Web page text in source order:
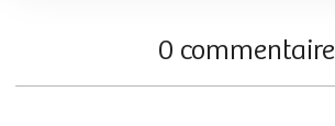
0 commentaire